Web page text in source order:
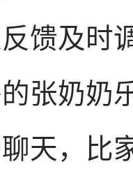
馈及时
张奶奶
天，比